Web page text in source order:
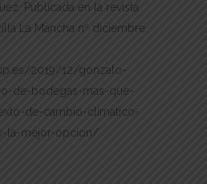
Publicada en la revista
La Mancha nº diciembre
2019/12/gonzalo-
de-bodegas-mas-que-
de-cambio-climatico-
la-mejor-opcion/